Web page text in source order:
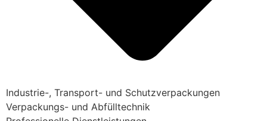
Industrie-, Transport- und Schutzverpackungen
Verpackungs- und Abfülltechnik